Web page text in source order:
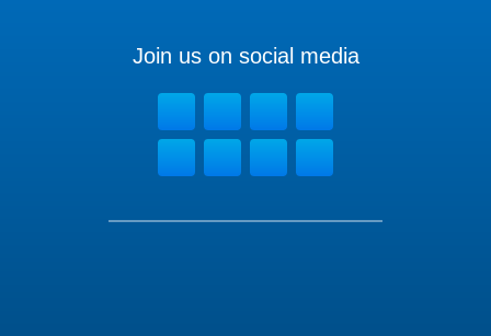
Join us on social media